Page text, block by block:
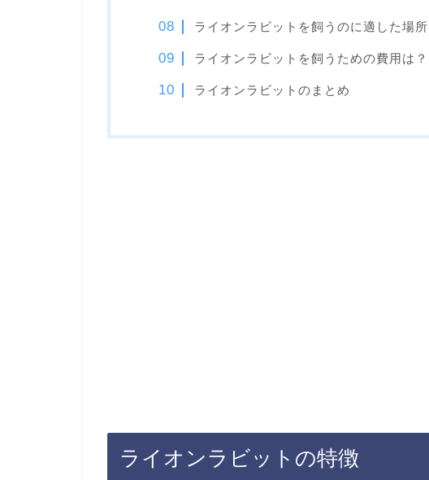
ライオンラビットを飼うのに適した場所
ライオンラビットを飼うための費用は？
ライオンラビットのまとめ
ライオンラビットの特徴